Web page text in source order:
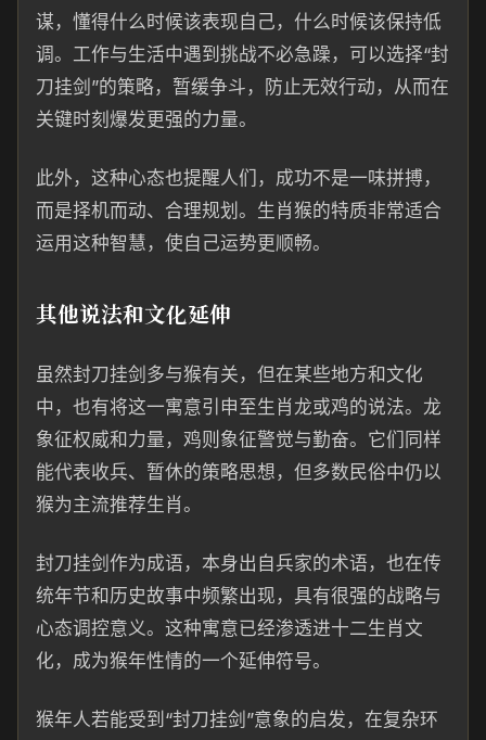
谋，懂得什么时候该表现自己，什么时候该保持低
调。工作与生活中遇到挑战不必急躁，可以选择“封
刀挂剑”的策略，暂缓争斗，防止无效行动，从而在
关键时刻爆发更强的力量。
此外，这种心态也提醒人们，成功不是一味拼搏，
而是择机而动、合理规划。生肖猴的特质非常适合
运用这种智慧，使自己运势更顺畅。
其他说法和文化延伸
虽然封刀挂剑多与猴有关，但在某些地方和文化
中，也有将这一寓意引申至生肖龙或鸡的说法。龙
象征权威和力量，鸡则象征警觉与勤奋。它们同样
能代表收兵、暂休的策略思想，但多数民俗中仍以
猴为主流推荐生肖。
封刀挂剑作为成语，本身出自兵家的术语，也在传
统年节和历史故事中频繁出现，具有很强的战略与
心态调控意义。这种寓意已经渗透进十二生肖文
化，成为猴年性情的一个延伸符号。
猴年人若能受到“封刀挂剑”意象的启发，在复杂环